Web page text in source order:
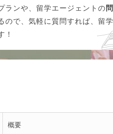
ランや、留学エージェントの問
ので、気軽に質問すれば、留学
！
概要